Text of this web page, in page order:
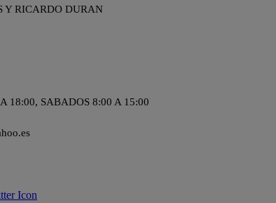
Y RICARDO DURAN
18:00, SABADOS 8:00 A 15:00